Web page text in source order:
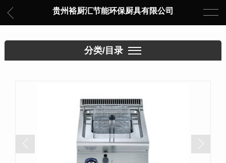
贵州裕厨汇节能环保厨具有限公司
分类/目录